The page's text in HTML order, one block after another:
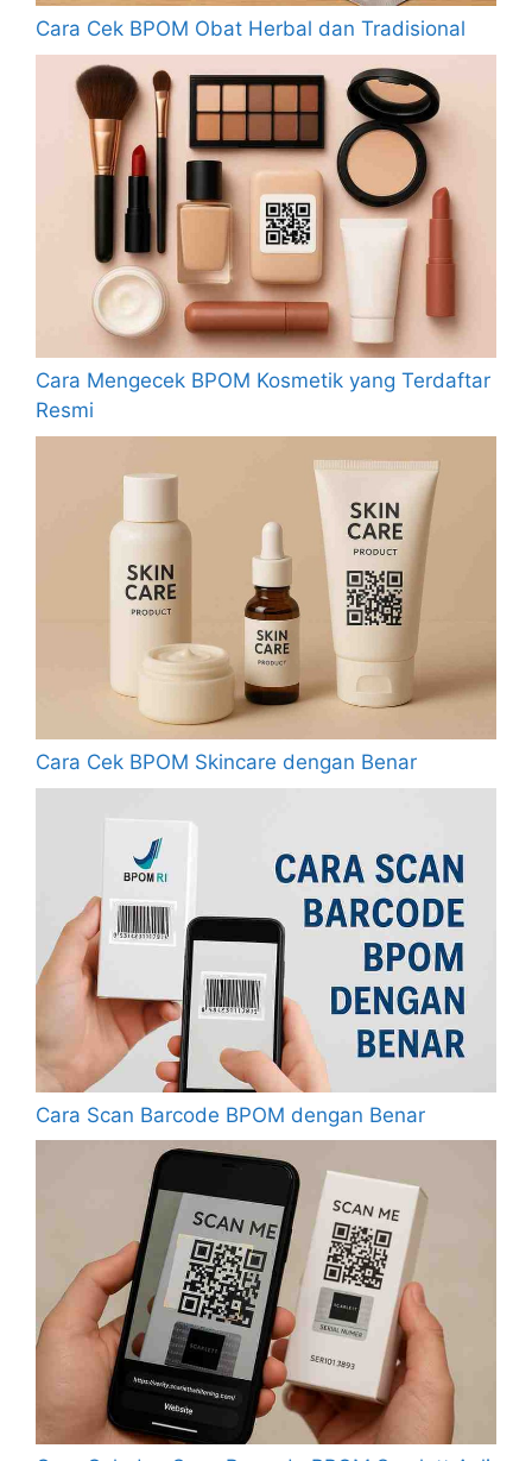
Cara Cek BPOM Obat Herbal dan Tradisional
Cara Mengecek BPOM Kosmetik yang Terdaftar
Resmi
Cara Cek BPOM Skincare dengan Benar
Cara Scan Barcode BPOM dengan Benar